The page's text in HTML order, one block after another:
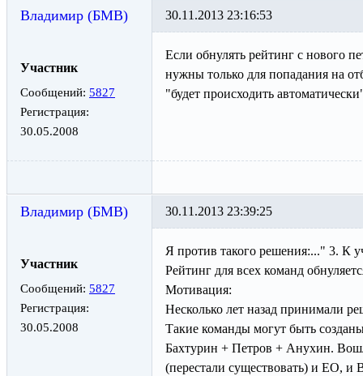
Владимир (БМВ)
Участник
Сообщений: 5827
Регистрация:
30.05.2008
30.11.2013 23:16:53
Если обнулять рейтинг с нового
нужны только для попадания на
"будет происходить
Владимир (БМВ)
Участник
Сообщений: 5827
Регистрация:
30.05.2008
30.11.2013 23:39:25
Я против такого решения:..." 3. К
Рейтинг для всех команд
Мотивация:
Несколько лет назад принимали
Такие команды могут быть
Бахтурин + Петров + Анухин.
(перестали существовать) и ЕО,